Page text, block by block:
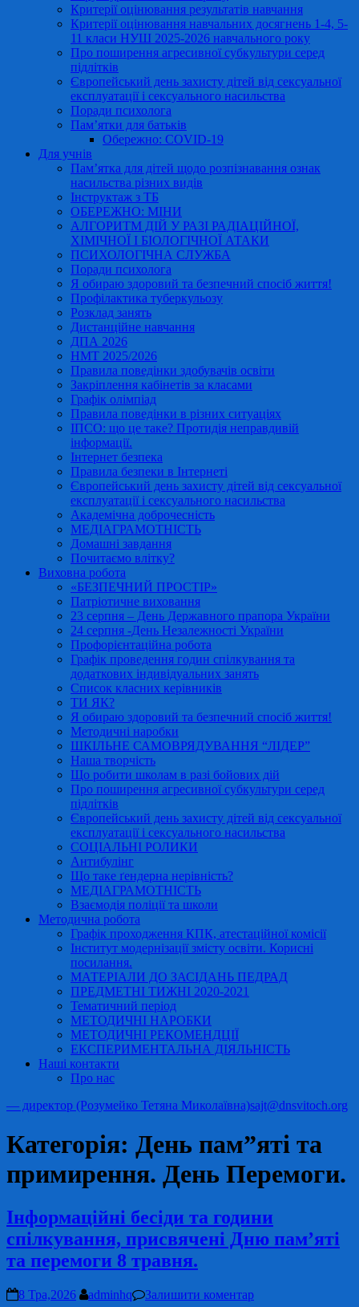
Критерії оцінювання результатів навчання
Критерії оцінювання навчальних досягнень 1-4, 5-
11 класи НУШ 2025-2026 навчального року
Про поширення агресивної субкультури серед
підлітків
Європейський день захисту дітей від сексуальної
експлуатації і сексуального насильства
Поради психолога
Пам’ятки для батьків
Обережно: COVID-19
Для учнів
Пам’ятка для дітей щодо розпізнавання ознак
насильства різних видів
Інструктаж з ТБ
ОБЕРЕЖНО: МІНИ
АЛГОРИТМ ДІЙ У РАЗІ РАДІАЦІЙНОЇ,
ХІМІЧНОЇ І БІОЛОГІЧНОЇ АТАКИ
ПСИХОЛОГІЧНА СЛУЖБА
Поради психолога
Я обираю здоровий та безпечний спосіб життя!
Профілактика туберкульозу
Розклад занять
Дистанційне навчання
ДПА 2026
НМТ 2025/2026
Правила поведінки здобувачів освіти
Закріплення кабінетів за класами
Графік олімпіад
Правила поведінки в різних ситуаціях
ІПСО: що це таке? Протидія неправдивій
інформації.
Інтернет безпека
Правила безпеки в Інтернеті
Європейський день захисту дітей від сексуальної
експлуатації і сексуального насильства
Академічна доброчесність
МЕДІАГРАМОТНІСТЬ
Домашні завдання
Почитаємо влітку?
Виховна робота
«БЕЗПЕЧНИЙ ПРОСТІР»
Патріотичне виховання
23 серпня – День Державного прапора України
24 серпня -День Незалежності України
Профорієнтаційна робота
Графік проведення годин спілкування та
додаткових індивідуальних занять
Список класних керівників
ТИ ЯК?
Я обираю здоровий та безпечний спосіб життя!
Методичні наробки
ШКІЛЬНЕ САМОВРЯДУВАННЯ “ЛІДЕР”
Наша творчість
Що робити школам в разі бойових дій
Про поширення агресивної субкультури серед
підлітків
Європейський день захисту дітей від сексуальної
експлуатації і сексуального насильства
СОЦІАЛЬНІ РОЛИКИ
Антибулінг
Що таке ґендерна нерівність?
МЕДІАГРАМОТНІСТЬ
Взаємодія поліції та школи
Методична робота
Графік проходження КПК, атестаційної комісії
Інститут модернізації змісту освіти. Корисні
посилання.
МАТЕРІАЛИ ДО ЗАСІДАНЬ ПЕДРАД
ПРЕДМЕТНІ ТИЖНІ 2020-2021
Тематичний період
МЕТОДИЧНІ НАРОБКИ
МЕТОДИЧНІ РЕКОМЕНДЦІЇ
ЕКСПЕРИМЕНТАЛЬНА ДІЯЛЬНІСТЬ
Наші контакти
Про нас
— директор (Розумейко Тетяна Миколаївна)sajt@dnsvitoch.org
Категорія: День пам”яті та
примирення. День Перемоги.
Інформаційні бесіди та години
спілкування, присвячені Дню пам’яті
та перемоги 8 травня.
8 Тра,2026 adminhq Залишити коментар